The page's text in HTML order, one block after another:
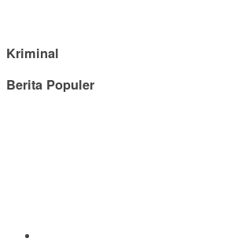
Kriminal
Berita Populer